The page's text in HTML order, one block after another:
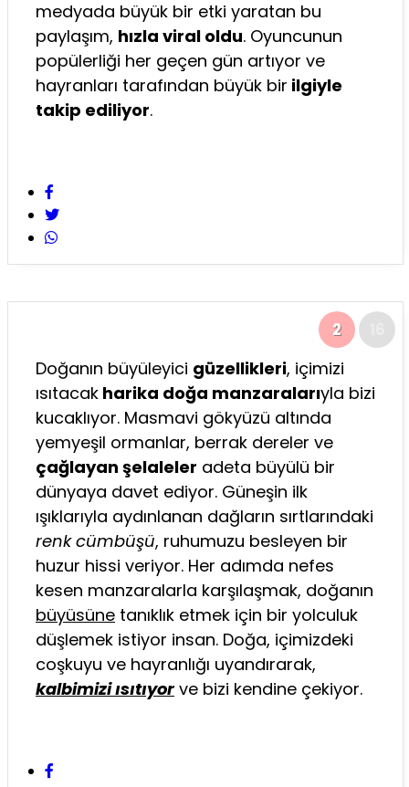
medyada büyük bir etki yaratan bu
paylaşım, hızla viral oldu. Oyuncunun
popülerliği her geçen gün artıyor ve
hayranları tarafından büyük bir ilgiyle
takip ediliyor.
2
Doğanın büyüleyici güzellikleri, içimizi
ısıtacak harika doğa manzaralarıyla bizi
kucaklıyor. Masmavi gökyüzü altında
yemyeşil ormanlar, berrak dereler ve
çağlayan şelaleler adeta büyülü bir
dünyaya davet ediyor. Güneşin ilk
ışıklarıyla aydınlanan dağların sırtlarındaki
renk cümbüşü, ruhumuzu besleyen bir
huzur hissi veriyor. Her adımda nefes
kesen manzaralarla karşılaşmak, doğanın
büyüsüne tanıklık etmek için bir yolculuk
düşlemek istiyor insan. Doğa, içimizdeki
coşkuyu ve hayranlığı uyandırarak,
kalbimizi ısıtıyorve bizi kendine çekiyor.